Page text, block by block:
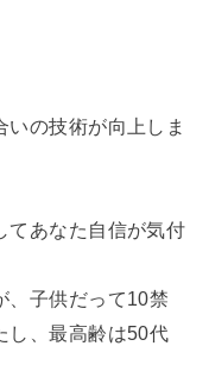
の技術が向上しま
てあなた自信が気付
、子供だって10禁
し、最高齢は50代